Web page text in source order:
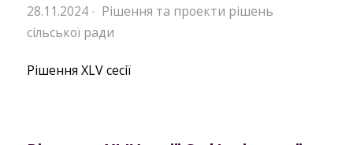
28.11.2024 · Рішення та проекти рішень
сільської ради
Рішення XLV сесії